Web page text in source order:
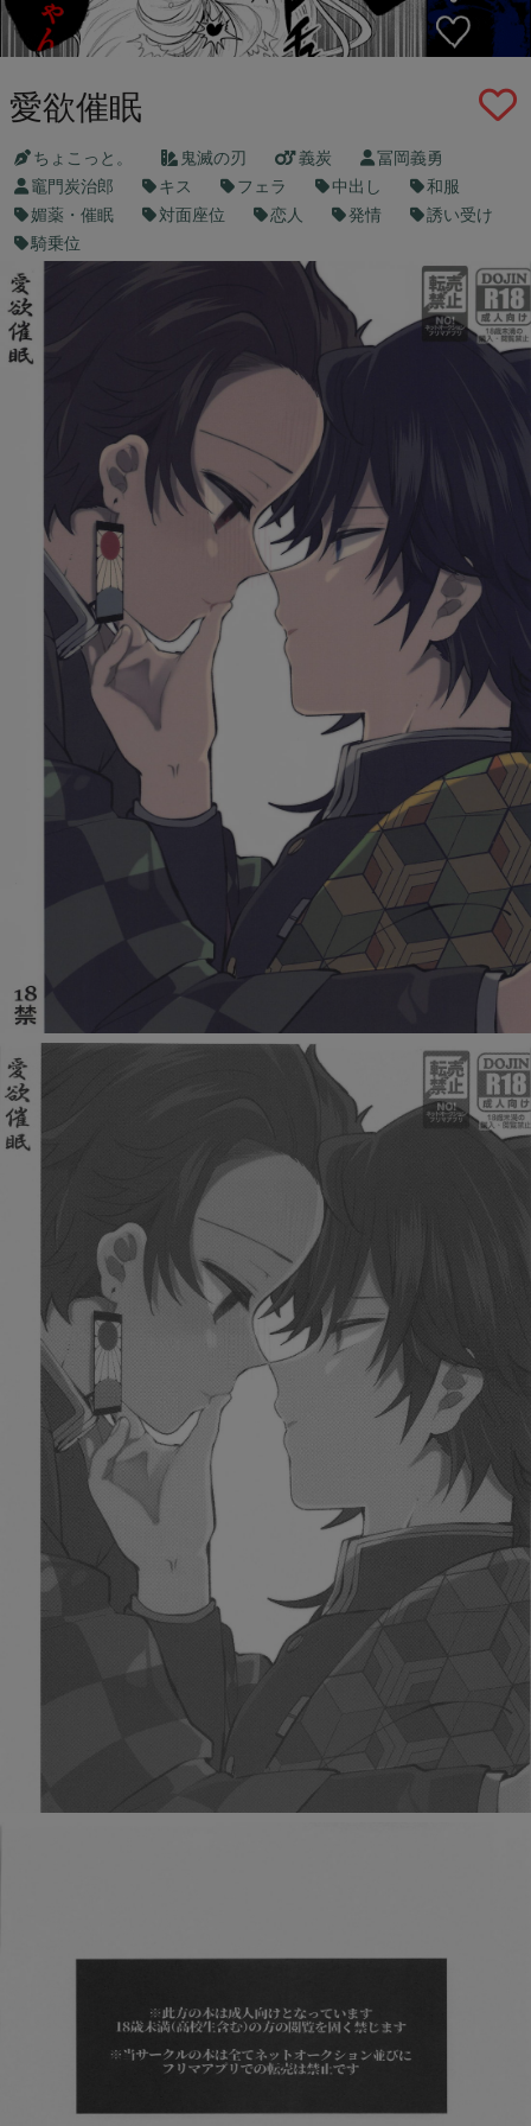
愛欲催眠
ちょこっと。 鬼滅の刃 義炭
冨岡義勇
竈門炭治郎
キス フェラ 中出し
和服
媚薬・催眠
対面座位 恋人 発情
誘い受け
騎乗位